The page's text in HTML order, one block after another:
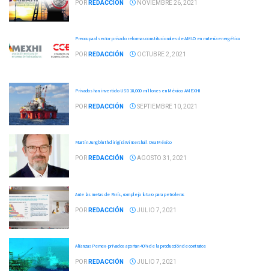
POR REDACCIÓN NOVIEMBRE 26, 2021
Preocupa al sector privado reformas constitucionales de AMLO en materia energética
POR REDACCIÓN OCTUBRE 2, 2021
Privados han invertido USD 18,000 millones en México: AMEXHI
POR REDACCIÓN SEPTIEMBRE 10, 2021
Martin Jungbluth dirigirá Wintershall Dea México
POR REDACCIÓN AGOSTO 31, 2021
Ante las metas de París, complejo futuro para petroleras
POR REDACCIÓN JULIO 7, 2021
Alianzas Pemex-privados aportan 40% de la producción de contratos
POR REDACCIÓN JULIO 7, 2021